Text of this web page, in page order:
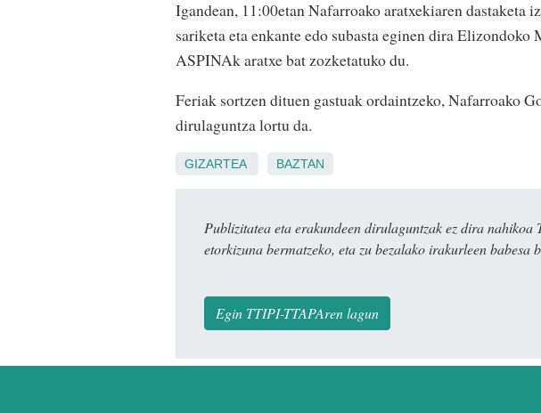
Igandean, 11:00etan Nafarroako aratxekiaren dastaketa
sariketa eta enkante edo subasta eginen dira
ASPINAk aratxe bat zozketatuko du.
Feriak sortzen dituen gastuak ordaintzeko, Nafarroako
dirulaguntza lortu da.
GIZARTEA BAZTAN
Publizitatea eta erakundeen dirulaguntzak ez dira
etorkizuna bermatzeko, eta zu bezalako irakurleen babesa
Egin TTIPI-TTAPAren lagun